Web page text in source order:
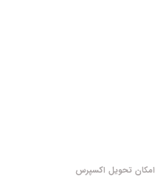
امکان تحویل اکسپرس